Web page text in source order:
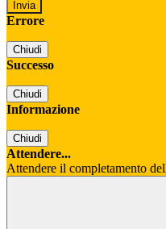
Errore
Chiudi
Successo
Chiudi
Informazione
Chiudi
Attendere...
Attendere il completamento